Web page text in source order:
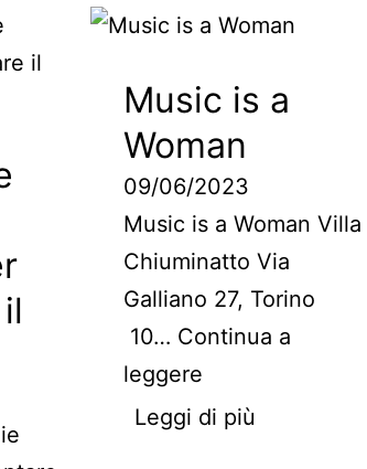
Music is a
Woman
09/06/2023
Music is a Woman Villa
Chiuminatto Via
Galliano 27, Torino
10… Continua a
leggere
Leggi di più